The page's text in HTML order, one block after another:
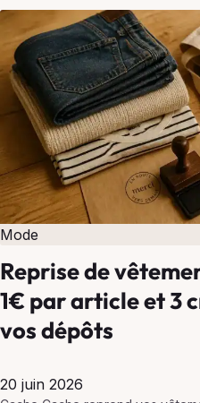
Mode
Reprise de
1€ par article et 3
vos dépôts
20 juin 2026